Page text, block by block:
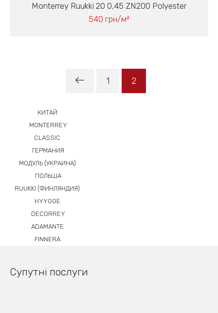
Monterrey Ruukki 20 0,45 ZN200 Polyester
540 грн/м²
1 2
КИТАЙ
MONTERREY
CLASSIC
ГЕРМАНИЯ
МОДУЛЬ (УКРАИНА)
ПОЛЬША
RUUKKI (ФИНЛЯНДИЯ)
HYYGGE
DECORREY
ADAMANTE
FINNERA
Супутні послуги